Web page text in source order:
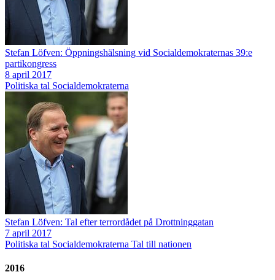
Stefan Löfven: Öppningshälsning vid Socialdemokraternas 39:e
partikongress
8 april 2017
Politiska tal Socialdemokraterna
Stefan Löfven: Tal efter terrordådet på Drottninggatan
7 april 2017
Politiska tal Socialdemokraterna Tal till nationen
2016